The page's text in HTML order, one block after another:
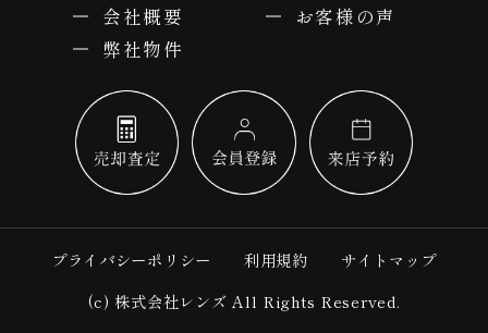
会社概要
お客様の声
弊社物件
プライバシーポリシー 利用規約
サイトマップ
(c) 株式会社レンズ All Rights Reserved.